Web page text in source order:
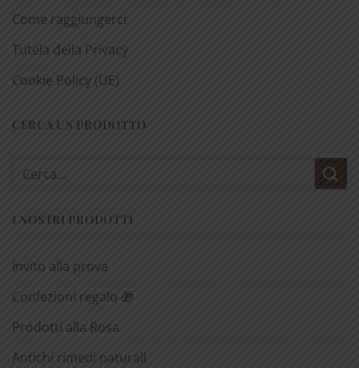
Come raggiungerci
Tutela della Privacy
Cookie Policy (UE)
CERCA UN PRODOTTO
Cerca:
I NOSTRI PRODOTTI
Invito alla prova
Confezioni regalo 🎁
Prodotti alla Rosa
Antichi rimedi naturali